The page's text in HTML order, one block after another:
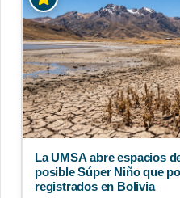
La UMSA abre espacios
posible Súper Niño que
registrados en Bolivia